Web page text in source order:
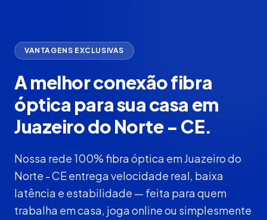
VANTAGENS EXCLUSIVAS
A melhor conexão fibra
óptica para sua casa em
Juazeiro do Norte - CE.
Nossa rede 100% fibra óptica em Juazeiro do
Norte - CE entrega velocidade real, baixa
latência e estabilidade — feita para quem
trabalha em casa, joga online ou simplesmente